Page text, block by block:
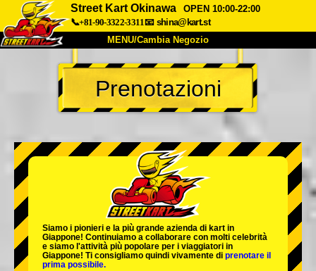
Street Kart Okinawa
OPEN 10:00-22:00
📞+81-90-3322-3311📧 shina@kart.st
MENU/Cambia Negozio
INIZIO
Chi Siamo Specifiche Prezzo
Azienda Prenotazioni
Cambia Negozio
Tokyo Shinagawa Tokyo Akihabara#1
Tokyo Akihabara#2
Tokyo Shibuya Annex Tokyo Bay
Tokyo Asakusa Osaka
Prenotazioni
Siamo i pionieri e la più grande azienda di kart in
Giappone! Continuiamo a collaborare con molti celebrità
e siamo l'attività più popolare per i viaggiatori in
Giappone! Ti consigliamo quindi vivamente di prenotare il
prima possibile.